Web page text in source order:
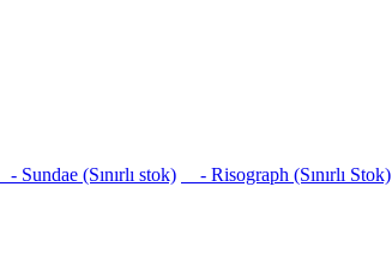
- Sundae (Sınırlı stok)
- Risograph (Sınırlı Stok)